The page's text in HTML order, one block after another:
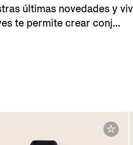
últimas novedades y
te permite crear conj...